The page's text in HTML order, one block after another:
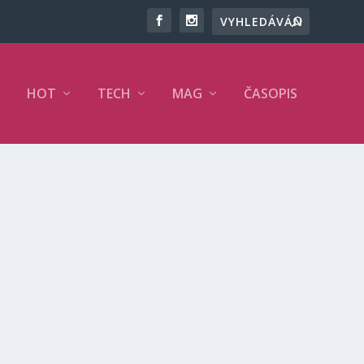
HOT TECH MAG ČASOPIS